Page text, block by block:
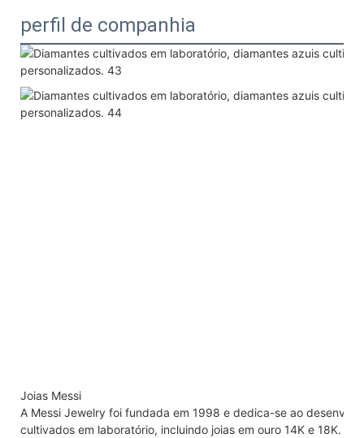
perfil de companhia
Joias Messi
A Messi Jewelry foi fundada em 1998 e dedica-se ao
cultivados em laboratório, incluindo joias em ouro 14K e 18K.